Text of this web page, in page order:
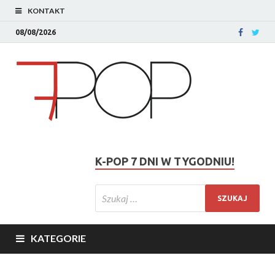
KONTAKT
08/08/2026
K-POP 7 DNI W TYGODNIU!
KATEGORIE